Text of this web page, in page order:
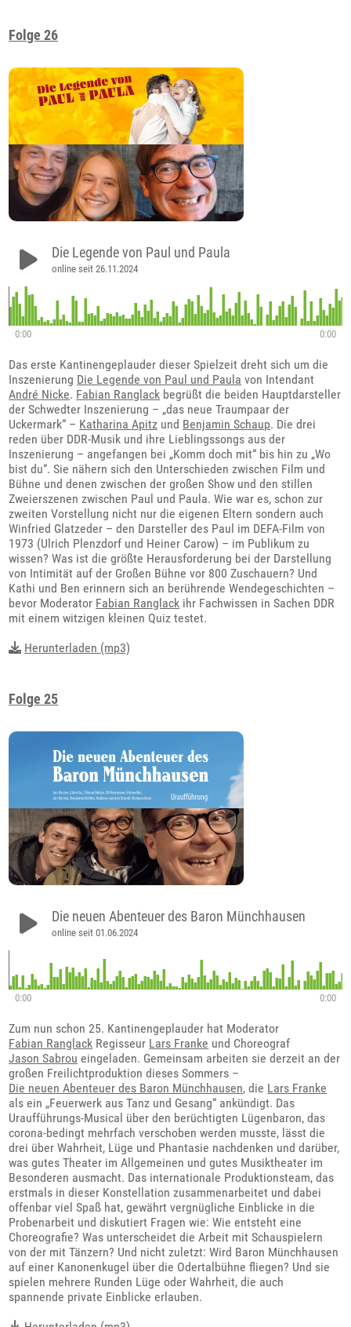
Folge 26
Die Legende von Paul und Paula
online seit 26.11.2024
0:00
0:00
Das erste Kantinengeplauder dieser Spielzeit dreht sich um die
Inszenierung Die Legende von Paul und Paula von Intendant
André Nicke. Fabian Ranglack begrüßt die beiden Hauptdarsteller
der Schwedter Inszenierung – „das neue Traumpaar der
Uckermark“ – Katharina Apitz und Benjamin Schaup. Die drei
reden über DDR-Musik und ihre Lieblingssongs aus der
Inszenierung – angefangen bei „Komm doch mit“ bis hin zu „Wo
bist du“. Sie nähern sich den Unterschieden zwischen Film und
Bühne und denen zwischen der großen Show und den stillen
Zweierszenen zwischen Paul und Paula. Wie war es, schon zur
zweiten Vorstellung nicht nur die eigenen Eltern sondern auch
Winfried Glatzeder – den Darsteller des Paul im DEFA-Film von
1973 (Ulrich Plenzdorf und Heiner Carow) – im Publikum zu
wissen? Was ist die größte Herausforderung bei der Darstellung
von Intimität auf der Großen Bühne vor 800 Zuschauern? Und
Kathi und Ben erinnern sich an berührende Wendegeschichten –
bevor Moderator Fabian Ranglack ihr Fachwissen in Sachen DDR
mit einem witzigen kleinen Quiz testet.
Herunterladen (mp3)
Folge 25
Die neuen Abenteuer des Baron Münchhausen
online seit 01.06.2024
0:00
0:00
Zum nun schon 25. Kantinengeplauder hat Moderator
Fabian Ranglack Regisseur Lars Franke und Choreograf
Jason Sabrou eingeladen. Gemeinsam arbeiten sie derzeit an der
großen Freilichtproduktion dieses Sommers –
Die neuen Abenteuer des Baron Münchhausen, die Lars Franke
als ein „Feuerwerk aus Tanz und Gesang“ ankündigt. Das
Uraufführungs-Musical über den berüchtigten Lügenbaron, das
corona-bedingt mehrfach verschoben werden musste, lässt die
drei über Wahrheit, Lüge und Phantasie nachdenken und darüber,
was gutes Theater im Allgemeinen und gutes Musiktheater im
Besonderen ausmacht. Das internationale Produktionsteam, das
erstmals in dieser Konstellation zusammenarbeitet und dabei
offenbar viel Spaß hat, gewährt vergnügliche Einblicke in die
Probenarbeit und diskutiert Fragen wie: Wie entsteht eine
Choreografie? Was unterscheidet die Arbeit mit Schauspielern
von der mit Tänzern? Und nicht zuletzt: Wird Baron Münchhausen
auf einer Kanonenkugel über die Odertalbühne fliegen? Und sie
spielen mehrere Runden Lüge oder Wahrheit, die auch
spannende private Einblicke erlauben.